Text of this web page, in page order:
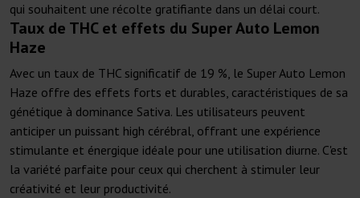
qui souhaitent une récolte gratifiante dans un délai court.
Taux de THC et effets du Super Auto Lemon
Haze
Avec un taux de THC significatif de 19 %, le Super Auto Lemon
Haze offre des effets forts et durables, caractéristiques de sa
génétique à dominance Sativa. Les utilisateurs peuvent
anticiper un puissant high cérébral, offrant une expérience
stimulante et énergique idéale pour une utilisation diurne. C'est
la variété parfaite pour ceux qui cherchent à stimuler leur
créativité et leur productivité.